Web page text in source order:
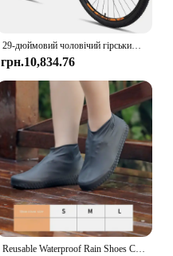
29-дюймовий чоловічий гірський велосипед, 17/19-дюймова рама, гідравлічне дискове гальмо, вилка з фіксатором, 16-швидкісний трейл-велосипед
грн.10,834.76
Reusable Waterproof Rain Shoes Covers Silicone Outdoor Rain Boot Overshoes Walking Shoes Accessories Reusable Shoe Cover 1Pair